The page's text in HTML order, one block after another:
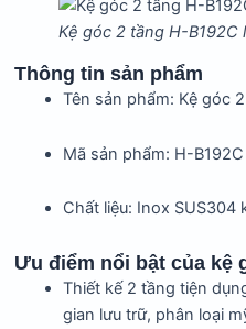
Kệ góc 2 tầng H-
Thông tin sản phẩm
Tên sản phẩm: Kệ góc
Mã sản phẩm: H-B192C
Chất liệu: Inox
Ưu điểm nổi bật của kệ
Thiết kế 2 tầng tiện
gian lưu trữ, phân loại